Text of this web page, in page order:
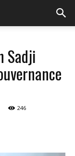
Sadji
246